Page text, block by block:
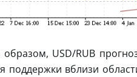
образом, USD/RUB
поддержки вблизи